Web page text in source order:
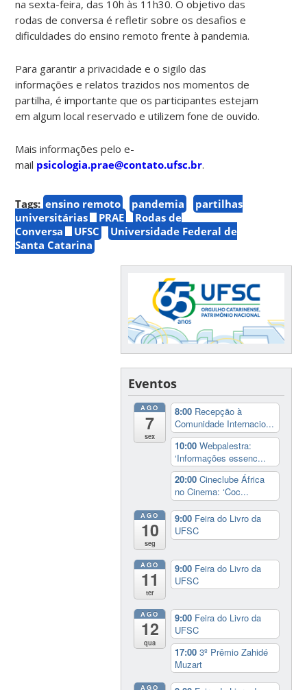
na sexta-feira, das 10h às 11h30. O objetivo das
rodas de conversa é refletir sobre os desafios e
dificuldades do ensino remoto frente à pandemia.
Para garantir a privacidade e o sigilo das
informações e relatos trazidos nos momentos de
partilha, é importante que os participantes estejam
em algum local reservado e utilizem fone de ouvido.
Mais informações pelo e-
mail psicologia.prae@contato.ufsc.br.
Tags: ensino remoto pandemia
partilhas
universitárias
PRAE
Rodas de
Conversa
UFSC
Universidade Federal de
Santa Catarina
Eventos
AGO
7
sex
8:00 Recepção à
Comunidade Internacio...
10:00Webpalestra:
‘Informações essenc...
20:00Cineclube África
no Cinema: ‘Coc...
AGO
10
seg
9:00 Feira do Livro da
UFSC
AGO
11
ter
9:00 Feira do Livro da
UFSC
AGO
12
qua
9:00 Feira do Livro da
UFSC
17:003º Prêmio Zahidé
Muzart
AGO